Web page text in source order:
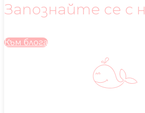
Запознайте се с
Към блога